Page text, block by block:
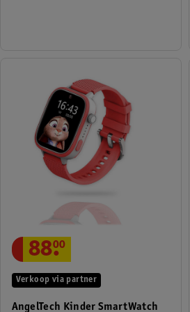
AngelTech Kinder SmartWatch
Verkoop via partner
88.
00